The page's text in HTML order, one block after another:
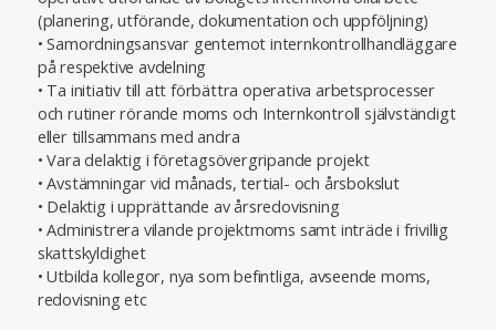
(planering, utförande, dokumentation och uppföljning)
• Samordningsansvar gentemot internkontrollhandläggare
på respektive avdelning
• Ta initiativ till att förbättra operativa arbetsprocesser
och rutiner rörande moms och Internkontroll självständigt
eller tillsammans med andra
• Vara delaktig i företagsövergripande projekt
• Avstämningar vid månads, tertial- och årsbokslut
• Delaktig i upprättande av årsredovisning
• Administrera vilande projektmoms samt inträde i frivillig
skattskyldighet
• Utbilda kollegor, nya som befintliga, avseende moms,
redovisning etc